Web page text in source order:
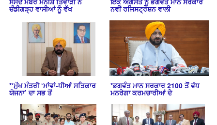
ਚੰਡੀਗੜ੍ਹ ਵਾਸੀਆਂ ਨੂੰ ਵੱਖ ਨਵੀਂ ਰਜਿਸਟ੍ਰੇਸ਼ਨ ਵਾਲੀ
*‘ਮੁੱਖ ਮੰਤਰੀ ‘ਮਾਂਵਾਂ-ਧੀਆਂ ਸਤਿਕਾਰ
ਯੋਜਨਾ’ ਦਾ ਸਭ ਤੋਂ
*ਭਗਵੰਤ ਮਾਨ ਸਰਕਾਰ 2100 ਤੋਂ ਵੱਧ
ਮਨਰੇਗਾ ਕਰਮਚਾਰੀਆਂ ਦੇ